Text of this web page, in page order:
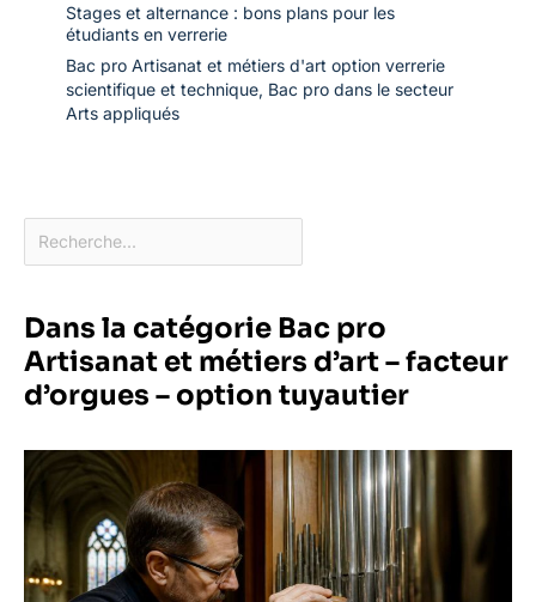
Stages et alternance : bons plans pour les
étudiants en verrerie
Bac pro Artisanat et métiers d'art option verrerie
scientifique et technique, Bac pro dans le secteur
Arts appliqués
Dans la catégorie Bac pro
Artisanat et métiers d’art – facteur
d’orgues – option tuyautier